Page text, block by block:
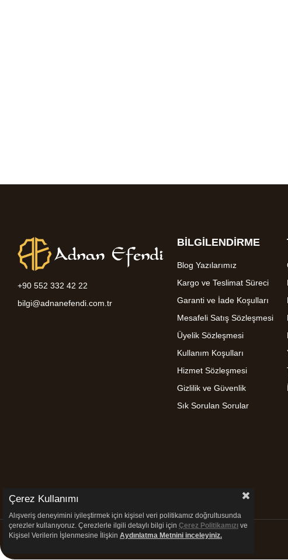
+90 552 332 42 22
bilgi@adnanefendi.com.tr
BİLGİLENDİRME
Blog Yazılarımız
Kargo ve Teslimat Süreci
Garanti ve İade Koşulları
Mesafeli Satış Sözleşmesi
Üyelik Sözleşmesi
Kullanım Koşulları
Hizmet Sözleşmesi
Gizlilik ve Güvenlik
Sık Sorulan Sorular
Çerez Kullanımı
Alışveriş deneyimini iyileştirmek için kişisel veri politikamız doğrultusunda
çerezler kullanıyoruz. Çerezlerle ilgili detaylı bilgi için Çerez Politikamızı ve
Kişisel Verilerin İşlenmesine İlişkin Aydınlatma Metnini inceleyiniz.